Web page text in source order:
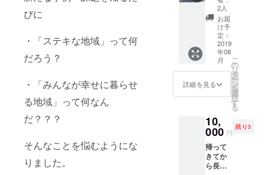
びに
・「ステキな地域」って何
だろう？
・「みんなが幸せに暮らせ
る地域」って何なん
だ？？？
そんなことを悩むようにな
りました。
催する
報告会
に参加
できま
す。 直
接来れ
ない人
のため
にオン
ライン
等の中
能で
す！ 日
時：
2019年
9月20
日 夕
2人
お届
け予
定：
2019
年08
月
詳細を見る
こ
の
リ
タ
ー
ン
を
選
択
す
る
10,
000 円
残り3
帰って
きてか
ら長野